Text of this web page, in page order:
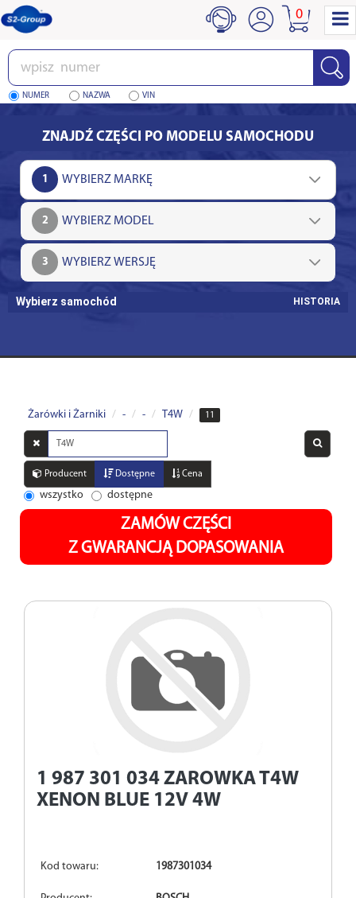
Wpisz
numer
NUMER NAZWA VIN
0
ZNAJDŹ CZĘŚCI PO MODELU SAMOCHODU
1
2
3
Wybierz samochód HISTORIA
Żarówki i Żarniki - - T4W 11
Wyszukaj
w
opisachProducent Dostępne Cena
wszystko dostępne
ZAMÓW CZĘŚCI
Z GWARANCJĄ DOPASOWANIA
1 987 301 034 ZAROWKA T4W
XENON BLUE 12V 4W
Kod towaru: 1987301034